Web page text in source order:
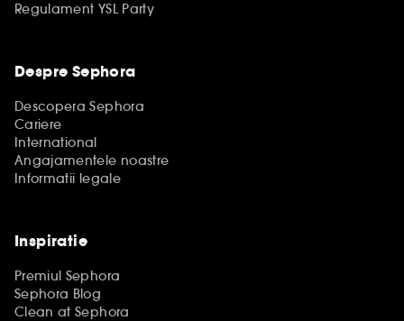
Regulament YSL Party
Despre Sephora
Descopera Sephora
Cariere
International
Angajamentele noastre
Informatii legale
Inspiratie
Premiul Sephora
Sephora Blog
Clean at Sephora